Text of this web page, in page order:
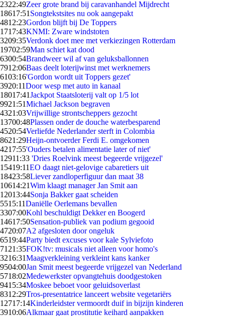
2322:49Zeer grote brand bij caravanhandel Mijdrecht
18617:51 Songtekstsites nu ook aangepakt
4812:23Gordon blijft bij De Toppers
1717:43KNMI: Zware windstoten
3209:35Verdonk doet mee met verkiezingen Rotterdam
19702:59Man schiet kat dood
6300:54Brandweer wil af van geluksballonnen
7912:06Baas deelt loterijwinst met werknemers
6103:16'Gordon wordt uit Toppers gezet'
3920:11Door wesp met auto in kanaal
18017:41Jackpot Staatsloterij valt op 1/5 lot
9921:51Michael Jackson begraven
4321:03Vrijwillige strontscheppers gezocht
13700:48Plassen onder de douche waterbesparend
4520:54Verliefde Nederlander sterft in Colombia
8621:29Heijn-ontvoerder Ferdi E. omgekomen
4217:55'Ouders betalen alimentatie later of niet'
12911:33 'Dries Roelvink meest begeerde vrijgezel'
15419:11EO daagt niet-gelovige cabaretiers uit
18423:58Liever zandloperfiguur dan maat 38
10614:21Wim klaagt manager Jan Smit aan
12013:44Sonja Bakker gaat scheiden
5515:11Daniëlle Oerlemans bevallen
3307:00Kohl beschuldigt Dekker en Boogerd
14617:50Sensation-publiek van podium gegooid
4720:07A2 afgesloten door ongeluk
6519:44Party biedt excuses voor kale Sylviefoto
71 21:35FOK!tv: musicals niet alleen voor homo's
3216:31Maagverkleining verkleint kans kanker
9504:00Jan Smit meest begeerde vrijgezel van Nederland
5718:02Medewerkster opvangtehuis doodgestoken
9415:34Moskee beboet voor geluidsoverlast
8312:29Tros-presentatrice lanceert website vegetariërs
12717:14Kinderleidster vermoordt duif in bijzijn kinderen
3910:06Alkmaar gaat prostitutie keihard aanpakken